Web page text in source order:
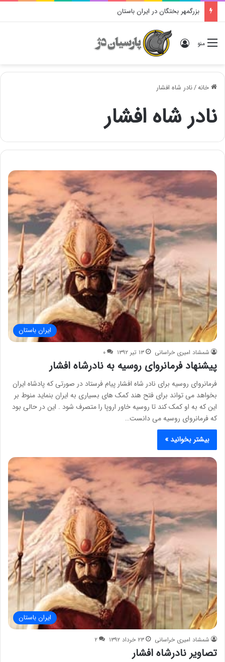
بزرگمهر بختگان در ایران باستان
منو ورود
خانه/نادر شاه افشار
نادر شاه افشار
ایران باستان
شمشاد امیری خراسانی ۱۳ تیر ۱۳۹۲ ۰
پیشنهاد فرمانروای روسیه به نادرشاه افشار
فرمانروای روسیه برای نادر شاه افشار پیام فرستاد در صورتی که پادشاه ایران
بخواهد می تواند برای فتح هند کمک های بسیاری به ایران بنماید منوط بر
این که به او کمک کند تا روسیه خاور اروپا را متصرف شود . این در حالی بود
که فرمانروای روسیه می دانست…
بیشتر بخوانید »
ایران باستان
شمشاد امیری خراسانی ۲۳ خرداد ۱۳۹۲ ۲
تصاویر نادرشاه افشار